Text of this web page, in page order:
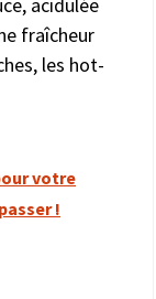
fraîcheur
les hot-
votre
!